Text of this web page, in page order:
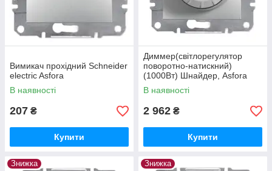
Вимикач прохідний Schneider
electric Asfora
В наявності
207 ₴
Купити
Диммер(світлорегулятор
поворотно-натискний)
(1000Вт) Шнайдер, Asfora
В наявності
2 962 ₴
Купити
Знижка Знижка